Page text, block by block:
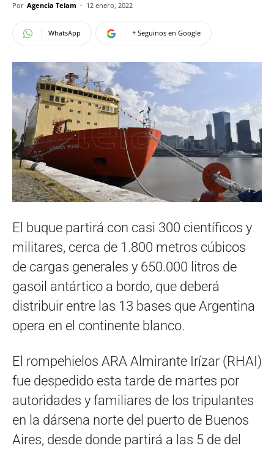
Por Agencia Telam - 12 enero, 2022
WhatsApp + Seguinos en Google
El buque partirá con casi 300 científicos y
militares, cerca de 1.800 metros cúbicos
de cargas generales y 650.000 litros de
gasoil antártico a bordo, que deberá
distribuir entre las 13 bases que Argentina
opera en el continente blanco.
El rompehielos ARA Almirante Irízar (RHAI)
fue despedido esta tarde de martes por
autoridades y familiares de los tripulantes
en la dársena norte del puerto de Buenos
Aires, desde donde partirá a las 5 de del